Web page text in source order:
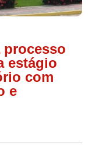
estágio
com
e